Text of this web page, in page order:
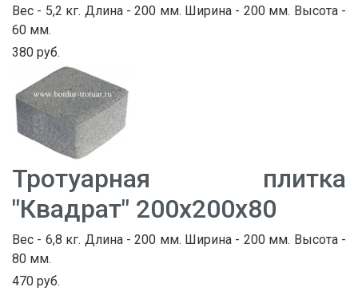
Вес - 5,2 кг. Длина - 200 мм. Ширина - 200 мм. Высота -
60 мм.
380 руб.
Тротуарная плитка
"Квадрат" 200х200х80
Вес - 6,8 кг. Длина - 200 мм. Ширина - 200 мм. Высота -
80 мм.
470 руб.